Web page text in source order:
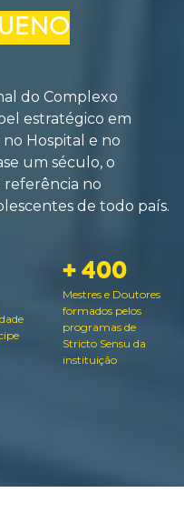
do Complexo
estratégico em
no Hospital e no
um século, o
no
de todo país.
+ 400
Mestres e Doutores
formados pelos
programas de
Stricto Sensu da
instituição